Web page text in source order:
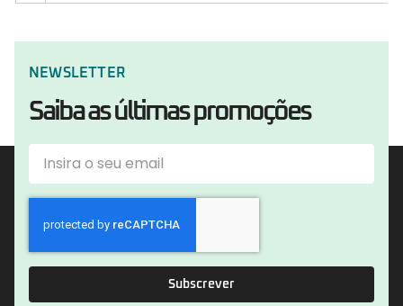
NEWSLETTER
Saiba as últimas promoções
Subscrever